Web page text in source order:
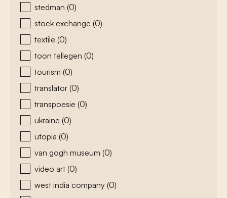
stedman (0)
stock exchange (0)
textile (0)
toon tellegen (0)
tourism (0)
translator (0)
transpoesie (0)
ukraine (0)
utopia (0)
van gogh museum (0)
video art (0)
west india company (0)